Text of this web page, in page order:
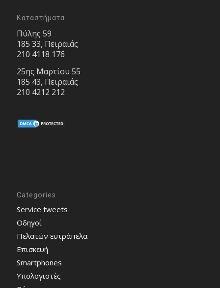
Καταστήματα
Πύλης 59
185 33, Πειραιάς
210 4118 176
25ης Μαρτίου 55
185 43, Πειραιάς
210 4212 212
Categories
Service tweets
Οδηγοί
Πελατών ευτράπελα
Επισκευή
Smartphones
Υπολογιστές